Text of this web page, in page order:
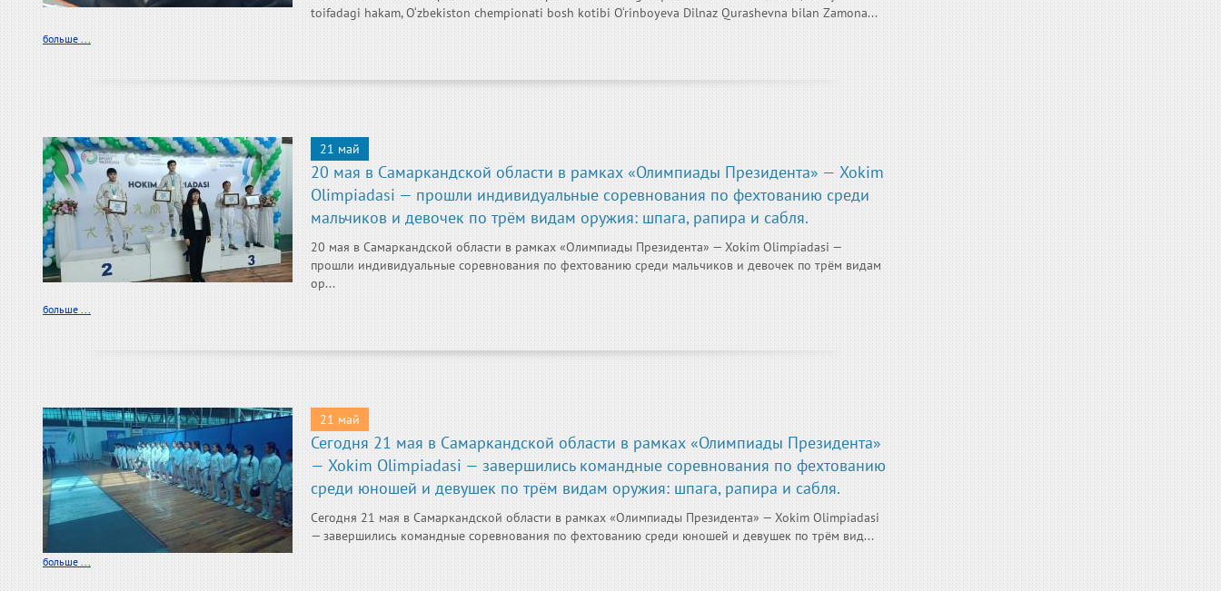
toifadagi hakam, O‘zbekiston chempionati bosh kotibi O‘rinboyeva Dilnaz Qurashevna bilan Zamona...
больше ...
21 май
20 мая в Самаркандской области в рамках «Олимпиады Президента» — Xokim
Olimpiadasi — прошли индивидуальные соревнования по фехтованию среди
мальчиков и девочек по трём видам оружия: шпага, рапира и сабля.
20 мая в Самаркандской области в рамках «Олимпиады Президента» — Xokim Olimpiadasi —
прошли индивидуальные соревнования по фехтованию среди мальчиков и девочек по трём видам
ор...
больше ...
21 май
Сегодня 21 мая в Самаркандской области в рамках «Олимпиады Президента»
— Xokim Olimpiadasi — завершились командные соревнования по фехтованию
среди юношей и девушек по трём видам оружия: шпага, рапира и сабля.
Сегодня 21 мая в Самаркандской области в рамках «Олимпиады Президента» — Xokim Olimpiadasi
— завершились командные соревнования по фехтованию среди юношей и девушек по трём вид...
больше ...